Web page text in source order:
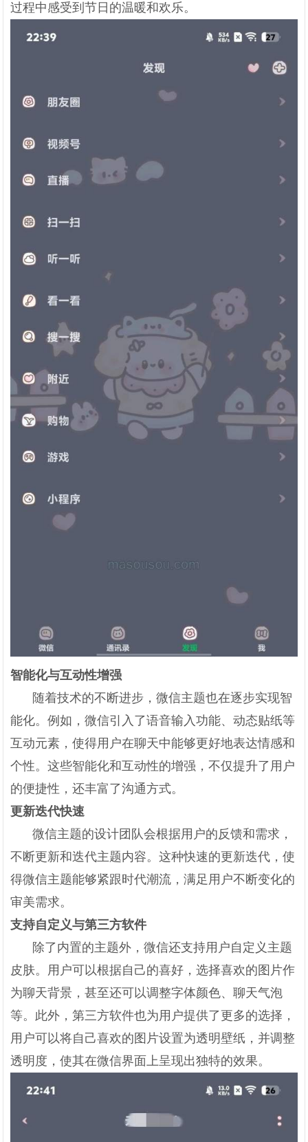
过程中感受到节日的温暖和欢乐。
智能化与互动性增强
随着技术的不断进步，微信主题也在逐步实现智
能化。例如，微信引入了语音输入功能、动态贴纸等
互动元素，使得用户在聊天中能够更好地表达情感和
个性。这些智能化和互动性的增强，不仅提升了用户
的便捷性，还丰富了沟通方式。
更新迭代快速
微信主题的设计团队会根据用户的反馈和需求，
不断更新和迭代主题内容。这种快速的更新迭代，使
得微信主题能够紧跟时代潮流，满足用户不断变化的
审美需求。
支持自定义与第三方软件
除了内置的主题外，微信还支持用户自定义主题
皮肤。用户可以根据自己的喜好，选择喜欢的图片作
为聊天背景，甚至还可以调整字体颜色、聊天气泡
等。此外，第三方软件也为用户提供了更多的选择，
用户可以将自己喜欢的图片设置为透明壁纸，并调整
透明度，使其在微信界面上呈现出独特的效果。